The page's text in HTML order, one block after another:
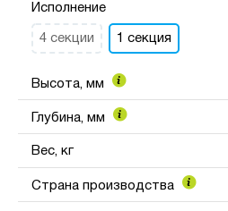
Исполнение
4 секции 1 секция
Высота, мм
Глубина, мм
Вес, кг
Страна производства